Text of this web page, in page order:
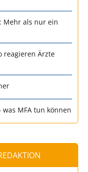
Mehr als nur ein
reagieren Ärzte
MFA tun können